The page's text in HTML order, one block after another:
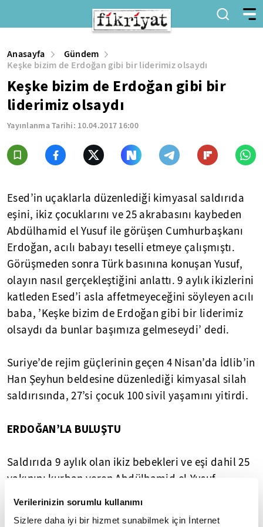
Verilerinizin sorumlu kullanımı
Sizlere daha iyi bir hizmet sunabilmek için İnternet
Anasayfa
Gündem
Keşke bizim de Erdoğan gibi bir liderimiz olsaydı
Keşke bizim de Erdoğan gibi bir
liderimiz olsaydı
Yayınlanma Tarihi: 10.04.2017 16:00
Esed’in uçaklarla düzenlediği kimyasal saldırıda
eşini, ikiz çocuklarını ve 25 akrabasını kaybeden
Abdülhamid el Yusuf ile görüşen Cumhurbaşkanı
Erdoğan, acılı babayı teselli etmeye çalışmıştı.
Görüşmeden sonra Türk basınına konuşan Yusuf,
olayın nasıl gerçekleştiğini anlattı. 9 aylık ikizlerini
katleden Esed’i asla affetmeyeceğini söyleyen acılı
baba, ’Keşke bizim de Erdoğan gibi bir liderimiz
olsaydı da bunlar başımıza gelmeseydi’ dedi.
Suriye’de rejim güçlerinin geçen 4 Nisan’da İdlib’in
Han Şeyhun beldesine düzenlediği kimyasal silah
saldırısında, 27’si çocuk 100 sivil yaşamını yitirdi.
ERDOĞAN’LA BULUŞTU
Saldırıda 9 aylık olan ikiz bebekleri ve eşi dahil 25
yakınını kurban veren Abdülhamid el-Yusuf,
olaydan sonra Cumhurbaşkanı Erdoğan’ın daveti
üzerine Türkiye’ye geldi. Yusuf, Hatay’da katıldığı